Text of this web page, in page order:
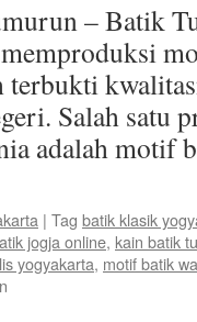
– Batik
Salah satu
adalah
| Tag batik klasik
jogja online, kain batik
yogyakarta, motif batik